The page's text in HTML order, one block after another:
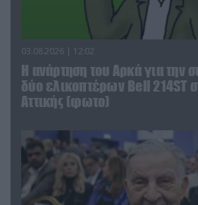
03.08.2026 | 12:02
Η ανάρτηση του Αρκά για την
δύο ελικοπτέρων Bell 214ST
Αττικής (φωτο)